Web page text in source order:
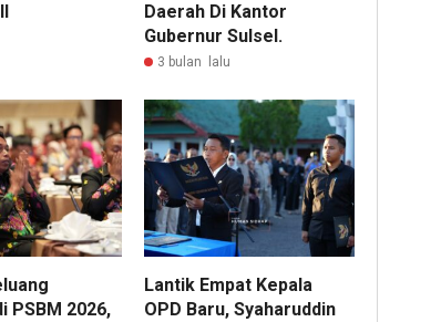
Daerah Di Kantor
Gubernur Sulsel.
3 bulan lalu
PSBM 2026,
Lantik Empat Kepala
OPD Baru, Syaharuddin